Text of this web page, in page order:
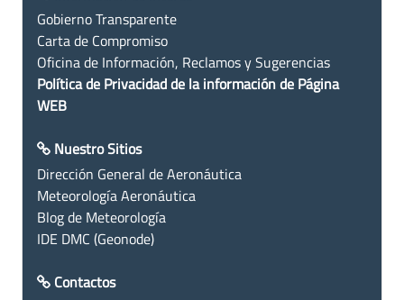
Gobierno Transparente
Carta de Compromiso
Oficina de Información, Reclamos y Sugerencias
Política de Privacidad de la información de Página
WEB
Nuestro Sitios
Dirección General de Aeronáutica
Meteorología Aeronáutica
Blog de Meteorología
IDE DMC (Geonode)
Contactos